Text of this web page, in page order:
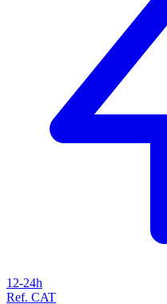
12-24h
Ref. CAT